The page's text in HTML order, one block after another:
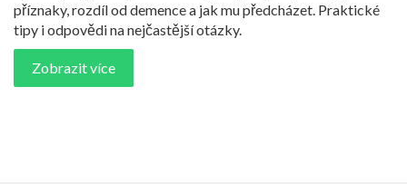
příznaky, rozdíl od demence a jak mu předcházet. Praktické
tipy i odpovědi na nejčastější otázky.
Zobrazit více